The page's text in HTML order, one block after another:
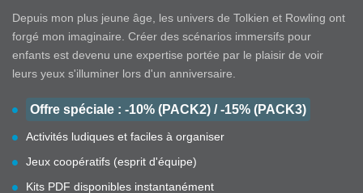
Depuis mon plus jeune âge, les univers de Tolkien et Rowling ont
forgé mon imaginaire. Créer des scénarios immersifs pour
enfants est devenu une expertise portée par le plaisir de voir
leurs yeux s'illuminer lors d'un anniversaire.
Offre spéciale : -10% (PACK2) / -15% (PACK3)
Activités ludiques et faciles à organiser
Jeux coopératifs (esprit d'équipe)
Kits PDF disponibles instantanément